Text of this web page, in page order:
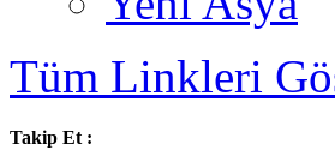
Tüm Linkleri
Takip Et :